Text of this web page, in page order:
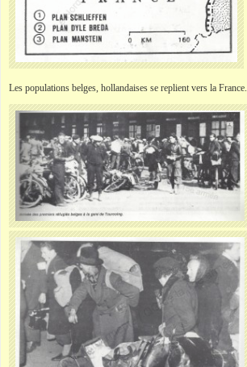
Les populations belges, hollandaises se replient vers la France.